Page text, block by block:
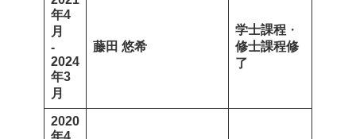
年4
月
-
2024
年3
月
藤田 悠希
学士課程・
修士課程修
了
2020
年4